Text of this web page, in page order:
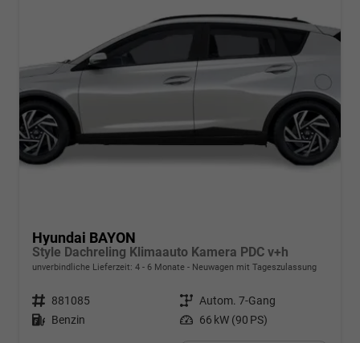
Hyundai BAYON
Style Dachreling Klimaauto Kamera PDC v+h
unverbindliche Lieferzeit: 4 - 6 Monate Neuwagen mit Tageszulassung
Fahrzeugnr. 881085 Getriebe Autom. 7-Gang
Kraftstoff Benzin Leistung 66 kW (90 PS)